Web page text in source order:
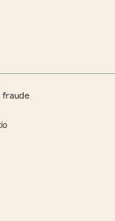
fraude